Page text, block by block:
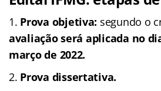
Prova objetiva: segundo o
avaliação será aplicada no
março de 2022.
Prova dissertativa.